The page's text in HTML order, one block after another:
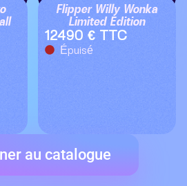
Flipper Willy Wonka
Limited Edition
12490 € TTC
Épuisé
au catalogue